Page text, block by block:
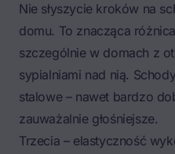
Nie słyszycie kroków na
domu. To znacząca
szczególnie w domach z
sypialniami nad nią.
stalowe – nawet bardzo
zauważalnie głośniejsze.
Trzecia – elastyczność